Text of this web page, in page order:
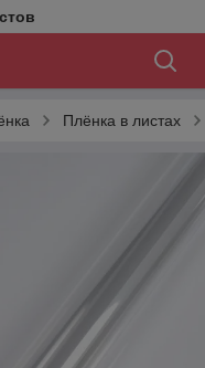
Плёнка в листах